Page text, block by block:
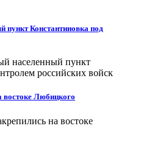
пункт Константиновка под
востоке Любицкого